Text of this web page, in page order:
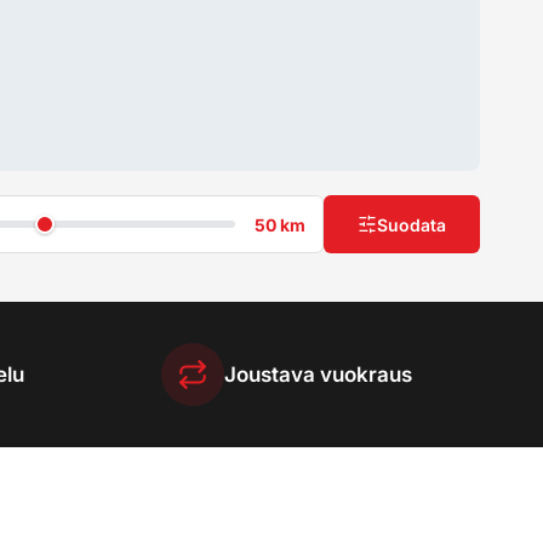
50 km Suodata
Joustava vuokraus